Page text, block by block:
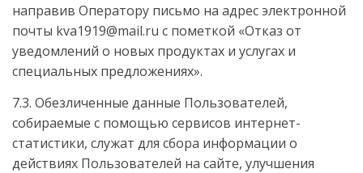
направив Оператору письмо на адрес электронной
почты kva1919@mail.ru с пометкой «Отказ от
уведомлений о новых продуктах и услугах и
специальных предложениях».
7.3. Обезличенные данные Пользователей,
собираемые с помощью сервисов интернет-
статистики, служат для сбора информации о
действиях Пользователей на сайте, улучшения